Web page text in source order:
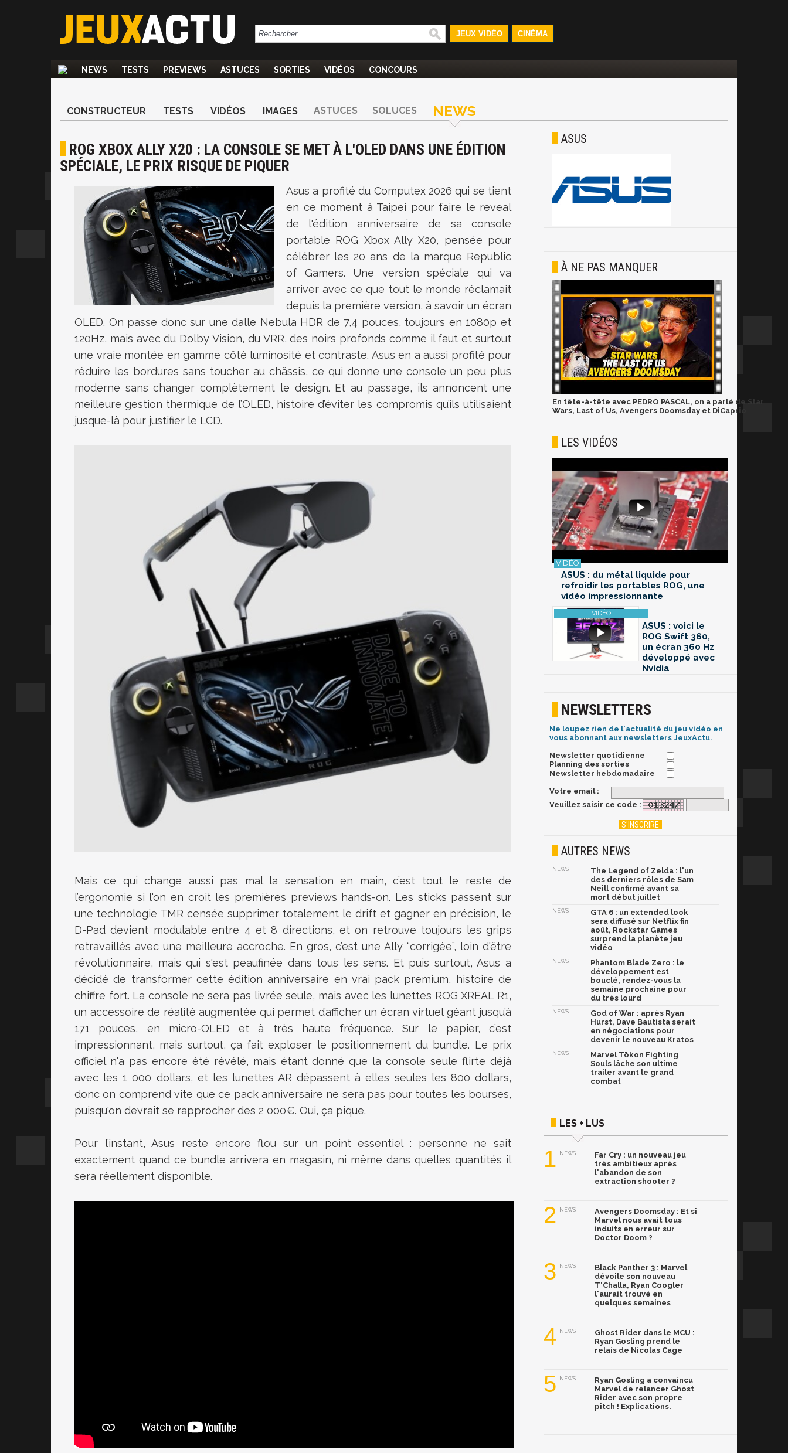
JEUX VIDÉO CINÉMA
NEWS TESTS PREVIEWS ASTUCES SORTIES VIDÉOS CONCOURS
CONSTRUCTEUR TESTS VIDÉOS IMAGES ASTUCES SOLUCES NEWS
ROG XBOX ALLY X20 : LA CONSOLE SE MET À L'OLED DANS UNE ÉDITION
SPÉCIALE, LE PRIX RISQUE DE PIQUER
Asus a profité du Computex 2026 qui se tient
en ce moment à Taipei pour faire le reveal
de l'édition anniversaire de sa console
portable ROG Xbox Ally X20, pensée pour
célébrer les 20 ans de la marque Republic
of Gamers. Une version spéciale qui va
arriver avec ce que tout le monde réclamait
depuis la première version, à savoir un écran
OLED. On passe donc sur une dalle Nebula HDR de 7,4 pouces, toujours en 1080p et
120Hz, mais avec du Dolby Vision, du VRR, des noirs profonds comme il faut et surtout
une vraie montée en gamme côté luminosité et contraste. Asus en a aussi profité pour
réduire les bordures sans toucher au châssis, ce qui donne une console un peu plus
moderne sans changer complètement le design. Et au passage, ils annoncent une
meilleure gestion thermique de l’OLED, histoire d’éviter les compromis qu’ils utilisaient
jusque-là pour justifier le LCD.
Mais ce qui change aussi pas mal la sensation en main, c’est tout le reste de
l’ergonomie si l'on en croit les premières previews hands-on. Les sticks passent sur
une technologie TMR censée supprimer totalement le drift et gagner en précision, le
D-Pad devient modulable entre 4 et 8 directions, et on retrouve toujours les grips
retravaillés avec une meilleure accroche. En gros, c’est une Ally “corrigée”, loin d'être
révolutionnaire, mais qui s'est peaufinée dans tous les sens. Et puis surtout, Asus a
décidé de transformer cette édition anniversaire en vrai pack premium, histoire de
chiffre fort. La console ne sera pas livrée seule, mais avec les lunettes ROG XREAL R1,
un accessoire de réalité augmentée qui permet d’afficher un écran virtuel géant jusqu’à
171 pouces, en micro-OLED et à très haute fréquence. Sur le papier, c’est
impressionnant, mais surtout, ça fait exploser le positionnement du bundle. Le prix
officiel n'a pas encore été révélé, mais étant donné que la console seule flirte déjà
avec les 1 000 dollars, et les lunettes AR dépassent à elles seules les 800 dollars,
donc on comprend vite que ce pack anniversaire ne sera pas pour toutes les bourses,
puisqu'on devrait se rapprocher des 2 000€. Oui, ça pique.
Pour l’instant, Asus reste encore flou sur un point essentiel : personne ne sait
exactement quand ce bundle arrivera en magasin, ni même dans quelles quantités il
sera réellement disponible.
ASUS
À NE PAS MANQUER
En tête-à-tête avec PEDRO PASCAL, on a parlé de Star
Wars, Last of Us, Avengers Doomsday et DiCaprio
LES VIDÉOS
ASUS : du métal liquide pour
refroidir les portables ROG, une
vidéo impressionnante
ASUS : voici le
ROG Swift 360,
un écran 360 Hz
développé avec
Nvidia
NEWSLETTERS
Ne loupez rien de l'actualité du jeu vidéo en
vous abonnant aux newsletters JeuxActu.
Newsletter quotidienne
Planning des sorties
Newsletter hebdomadaire
Votre email :
Veuillez saisir ce code :
AUTRES NEWS
NEWS
The Legend of Zelda : l'un
des derniers rôles de Sam
Neill confirmé avant sa
mort début juillet
NEWS
GTA 6 : un extended look
sera diffusé sur Netflix fin
août, Rockstar Games
surprend la planète jeu
vidéo
NEWS
Phantom Blade Zero : le
développement est
bouclé, rendez-vous la
semaine prochaine pour
du très lourd
NEWS
God of War : après Ryan
Hurst, Dave Bautista serait
en négociations pour
devenir le nouveau Kratos
NEWS
Marvel Tōkon Fighting
Souls lâche son ultime
trailer avant le grand
combat
LES + LUS
1 NEWS
Far Cry : un nouveau jeu
très ambitieux après
l'abandon de son
extraction shooter ?
2 NEWS
Avengers Doomsday : Et si
Marvel nous avait tous
induits en erreur sur
Doctor Doom ?
3 NEWS
Black Panther 3 : Marvel
dévoile son nouveau
T'Challa, Ryan Coogler
l'aurait trouvé en
quelques semaines
4 NEWS
Ghost Rider dans le MCU :
Ryan Gosling prend le
relais de Nicolas Cage
5 NEWS
Ryan Gosling a convaincu
Marvel de relancer Ghost
Rider avec son propre
pitch ! Explications.